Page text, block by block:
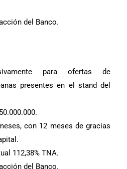
del Banco.
para ofertas de
presentes en el stand del
con 12 meses de gracias
112,38% TNA.
del Banco.